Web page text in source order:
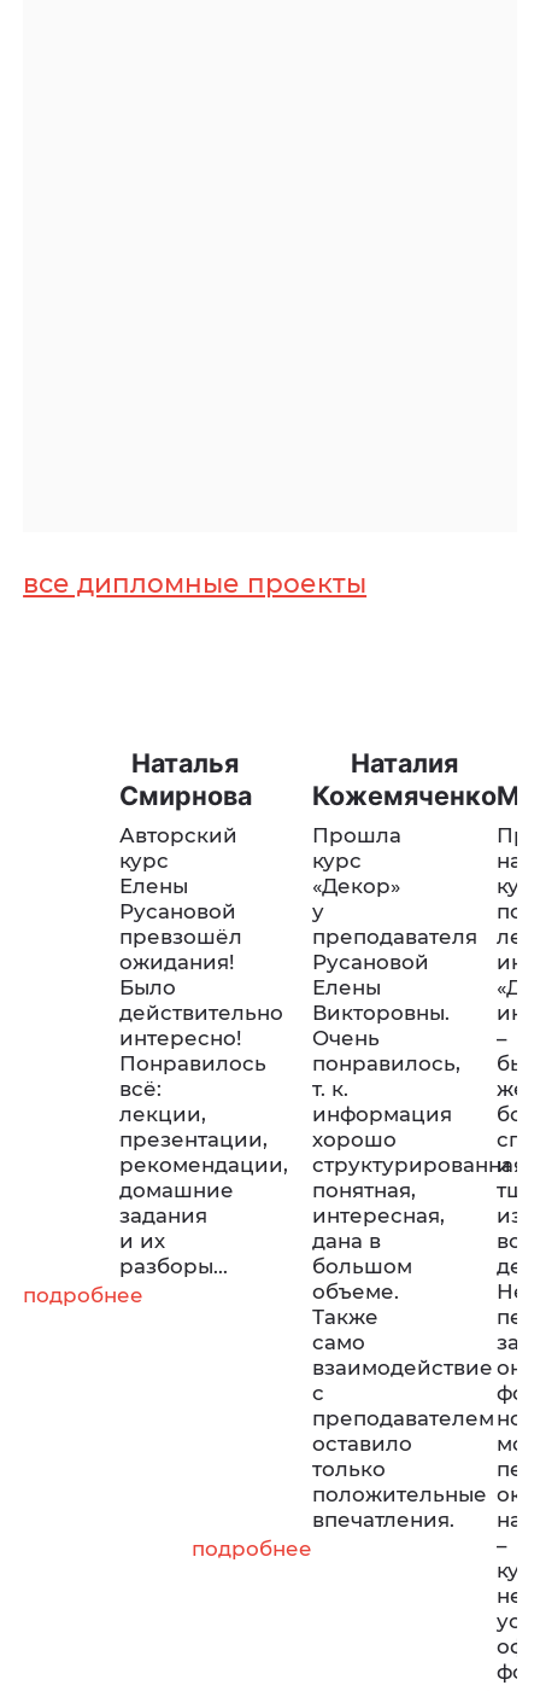
все дипломные проекты
Наталья
Смирнова
Авторский
курс
Елены
Русановой
превзошёл
ожидания!
Было
действительно
интересно!
Понравилось
всё:
лекции,
презентации,
рекомендации,
домашние
задания
и их
разборы...
подробнее
Наталия
Кожемяченко
Прошла
курс
«Декор»
у
преподавателя
Русановой
Елены
Викторовны.
Очень
понравилось,
т. к.
информация
хорошо
структурированная,
понятная,
интересная,
дана в
большом
объеме.
Также
само
взаимодействие
с
преподавателем
оставило
только
положительные
впечатления.
подробнее
на
–
и
за
но
мои
–
не